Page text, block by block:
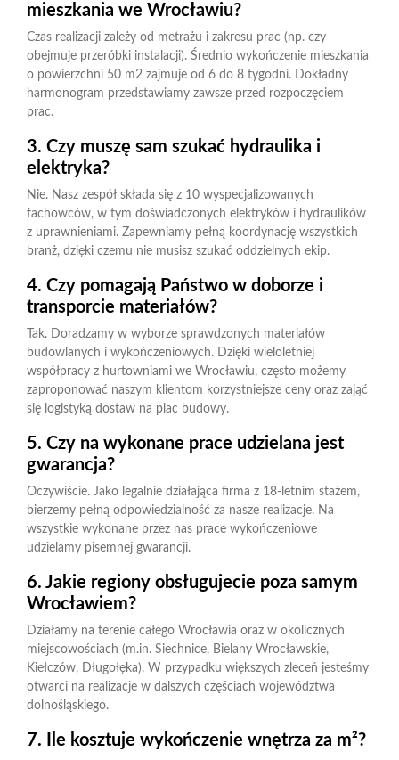
mieszkania we Wrocławiu?
Czas realizacji zależy od metrażu i zakresu prac (np. czy
obejmuje przeróbki instalacji). Średnio wykończenie mieszkania
o powierzchni 50 m2 zajmuje od 6 do 8 tygodni. Dokładny
harmonogram przedstawiamy zawsze przed rozpoczęciem
prac.
3. Czy muszę sam szukać hydraulika i
elektryka?
Nie. Nasz zespół składa się z 10 wyspecjalizowanych
fachowców, w tym doświadczonych elektryków i hydraulików
z uprawnieniami. Zapewniamy pełną koordynację wszystkich
branż, dzięki czemu nie musisz szukać oddzielnych ekip.
4. Czy pomagają Państwo w doborze i
transporcie materiałów?
Tak. Doradzamy w wyborze sprawdzonych materiałów
budowlanych i wykończeniowych. Dzięki wieloletniej
współpracy z hurtowniami we Wrocławiu, często możemy
zaproponować naszym klientom korzystniejsze ceny oraz zająć
się logistyką dostaw na plac budowy.
5. Czy na wykonane prace udzielana jest
gwarancja?
Oczywiście. Jako legalnie działająca firma z 18-letnim stażem,
bierzemy pełną odpowiedzialność za nasze realizacje. Na
wszystkie wykonane przez nas prace wykończeniowe
udzielamy pisemnej gwarancji.
6. Jakie regiony obsługujecie poza samym
Wrocławiem?
Działamy na terenie całego Wrocławia oraz w okolicznych
miejscowościach (m.in. Siechnice, Bielany Wrocławskie,
Kiełczów, Długołęka). W przypadku większych zleceń jesteśmy
otwarci na realizacje w dalszych częściach województwa
dolnośląskiego.
7. Ile kosztuje wykończenie wnętrza za m²?